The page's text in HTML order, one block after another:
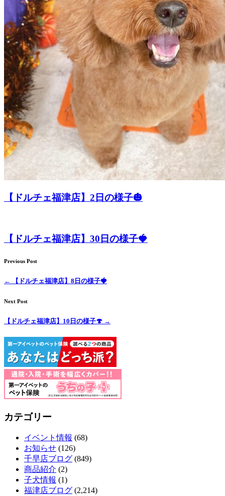
【ドルチェ福津店】2日の様子🎃
【ドルチェ福津店】30日の様子🍓
Previous Post
← 【ドルチェ福津店】8日の様子🍓
Next Post
【ドルチェ福津店】10日の様子🍄 →
カテゴリー
イベント情報 (68)
お知らせ (126)
千早店ブログ (849)
商品紹介 (2)
子犬情報 (1)
福津店ブログ (2,214)